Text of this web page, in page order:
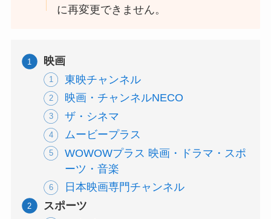
に再変更できません。
映画
東映チャンネル
映画・チャンネルNECO
ザ・シネマ
ムービープラス
WOWOWプラス 映画・ドラマ・スポ
ーツ・音楽
日本映画専門チャンネル
スポーツ